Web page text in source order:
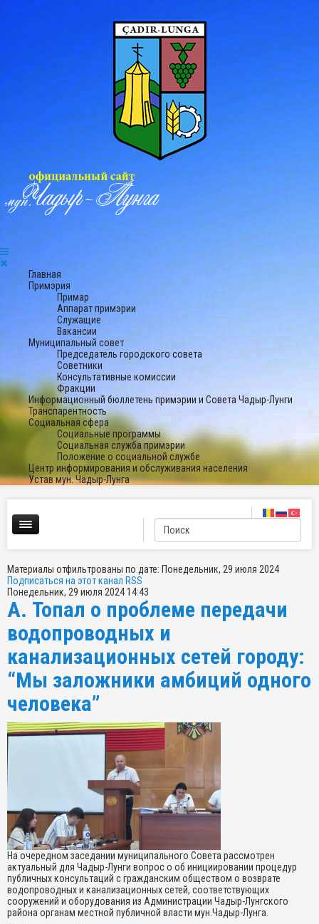
Главная
Примэрия
Примар
Аппарат примэрии
Служащие
Вакансии
Муниципальный совет
Председатель городского совета
Советники
Консультативные комиссии
Фракции
Информационный бюллетень примэрии и Совета Чадыр-Лунги
Транспарентность
Социальная сфера
Социальные программы
Социальная служба примэрии
Положение о социальной службе
Центр информирования и обслуживания населения
Устав мун. Чадыр-Лунга
Материалы отфильтрованы по дате: Понедельник, 29 июля 2024
Подписаться на этот канал RSS
Понедельник, 29 июля 2024 14:43
А. Топал о проблеме передачи
водопроводных и
канализационных сетей городу:
“Мы заложники амбиций одного
человека”
На очередном заседании муниципального Совета рассмотрен
актуальный для Чадыр-Лунги вопрос о об инициировании процедур
публичных консультаций с гражданским обществом о возврате
водопроводных и канализационных сетей, соответствующих
сооружений и оборудования из Администрации Чадыр-Лунгского
района органам местной публичной власти мун.Чадыр-Лунга.